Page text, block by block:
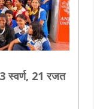
स्वर्ण, 21 रजत